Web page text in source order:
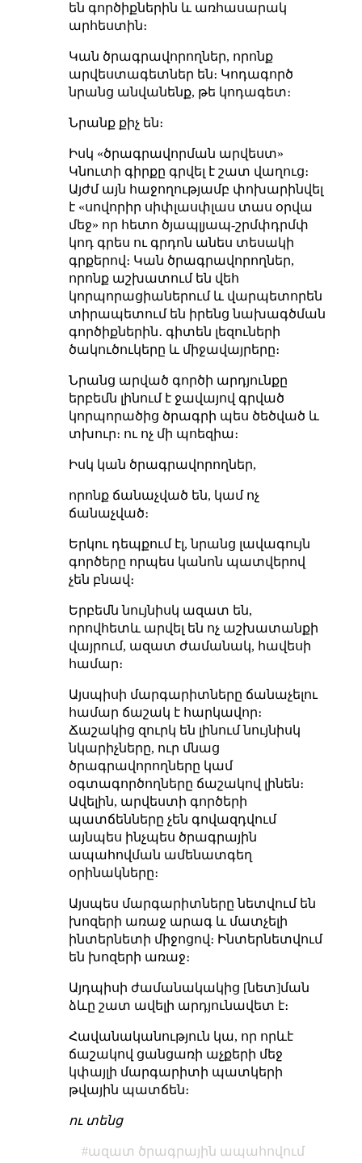
են գործիքներին և առհասարակ
արհեստին։
Կան ծրագրավորողներ, որոնք
արվեստագետներ են։ Կոդագործ
նրանց անվանենք, թե կոդագետ։
Նրանք քիչ են։
Իսկ «ծրագրավորման արվեստ»
Կնուտի գիրքը գրվել է շատ վաղուց։
Այժմ այն հաջողությամբ փոխարինվել
է «սովորիր սիփլասփլաս տաս օրվա
մեջ» որ հետո ծյապլյապ-շրմփդրմփ
կոդ գրես ու գրդոն անես տեսակի
գրքերով։ Կան ծրագրավորողներ,
որոնք աշխատում են վեհ
կորպորացիաներում և վարպետորեն
տիրապետում են իրենց նախագծման
գործիքներին․ գիտեն լեզուների
ծակուծուկերը և միջավայրերը։
Նրանց արված գործի արդյունքը
երբեմն լինում է ջավայով գրված
կորպորածից ծրագրի պես ծեծված և
տխուր։ ու ոչ մի պոեզիա։
Իսկ կան ծրագրավորողներ,
որոնք ճանաչված են, կամ ոչ
ճանաչված։
Երկու դեպքում էլ, նրանց լավագույն
գործերը որպես կանոն պատվերով
չեն բնավ։
Երբեմն նույնիսկ ազատ են,
որովհետև արվել են ոչ աշխատանքի
վայրում, ազատ ժամանակ, հավեսի
համար։
Այսպիսի մարգարիտները ճանաչելու
համար ճաշակ է հարկավոր։
Ճաշակից զուրկ են լինում նույնիսկ
նկարիչները, ուր մնաց
ծրագրավորողները կամ
օգտագործողները ճաշակով լինեն։
Ավելին, արվեստի գործերի
պատճենները չեն գովազդվում
այնպես ինչպես ծրագրային
ապահովման ամենատգեղ
օրինակները։
Այսպես մարգարիտները նետվում են
խոզերի առաջ արագ և մատչելի
ինտերնետի միջոցով։ Ինտերնետվում
են խոզերի առաջ։
Այդպիսի ժամանակակից [նետ]ման
ձևը շատ ավելի արդյունավետ է։
Հավանականություն կա, որ որևէ
ճաշակով ցանցառի աչքերի մեջ
կփայլի մարգարիտի պատկերի
թվային պատճեն։
ու տենց
ազատ ծրագրային ապահովում